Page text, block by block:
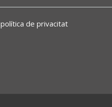
política de privacitat